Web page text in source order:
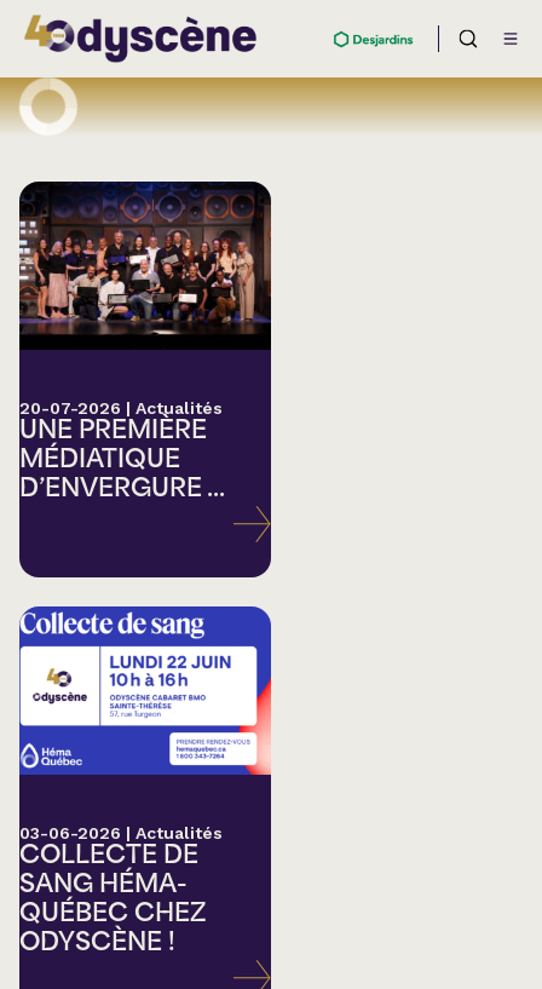
20-07-2026 | Actualités
UNE PREMIÈRE
MÉDIATIQUE
D’ENVERGURE ...
03-06-2026 | Actualités
COLLECTE DE
SANG HÉMA-
QUÉBEC CHEZ
ODYSCÈNE !